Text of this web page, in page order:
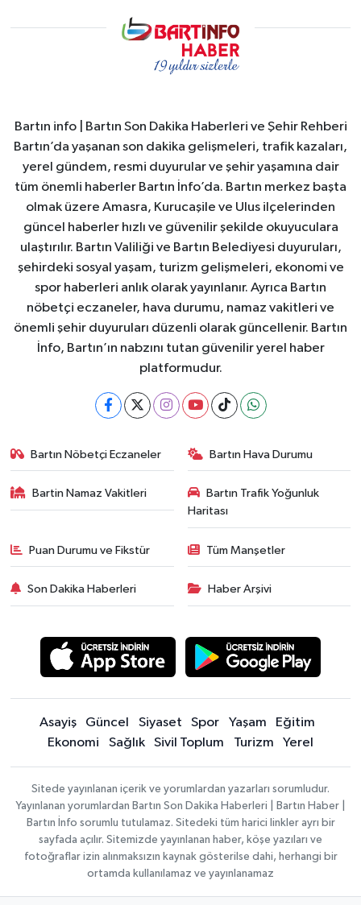
Bartın info | Bartın Son Dakika Haberleri ve Şehir Rehberi
Bartın’da yaşanan son dakika gelişmeleri, trafik kazaları,
yerel gündem, resmi duyurular ve şehir yaşamına dair
tüm önemli haberler Bartın İnfo’da. Bartın merkez başta
olmak üzere Amasra, Kurucaşile ve Ulus ilçelerinden
güncel haberler hızlı ve güvenilir şekilde okuyuculara
ulaştırılır. Bartın Valiliği ve Bartın Belediyesi duyuruları,
şehirdeki sosyal yaşam, turizm gelişmeleri, ekonomi ve
spor haberleri anlık olarak yayınlanır. Ayrıca Bartın
nöbetçi eczaneler, hava durumu, namaz vakitleri ve
önemli şehir duyuruları düzenli olarak güncellenir. Bartın
İnfo, Bartın’ın nabzını tutan güvenilir yerel haber
platformudur.
Bartın Nöbetçi Eczaneler Bartın Hava Durumu
Bartin Namaz Vakitleri
Bartın Trafik Yoğunluk
Haritası
Puan Durumu ve Fikstür Tüm Manşetler
Son Dakika Haberleri Haber Arşivi
Asayiş Güncel Siyaset Spor Yaşam
Eğitim
Ekonomi
Sağlık Sivil Toplum Turizm Yerel
Sitede yayınlanan içerik ve yorumlardan yazarları sorumludur.
Yayınlanan yorumlardan Bartın Son Dakika Haberleri | Bartın Haber |
Bartın İnfo sorumlu tutulamaz. Sitedeki tüm harici linkler ayrı bir
sayfada açılır. Sitemizde yayınlanan haber, köşe yazıları ve
fotoğraflar izin alınmaksızın kaynak gösterilse dahi, herhangi bir
ortamda kullanılamaz ve yayınlanamaz